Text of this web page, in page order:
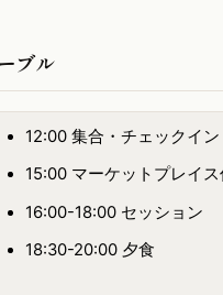
ブル
12:00 集合・チェックイ
15:00 マーケットプレイス
16:00-18:00 セッション
18:30-20:00 夕食